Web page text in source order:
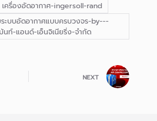
เครื่องอัดอากาศ-ingersoll-rand
ระบบอัดอากาศแบบครบวงจร-by---
นท์-แอนด์-เอ็นจิเนียริ่ง-จำกัด
NEXT